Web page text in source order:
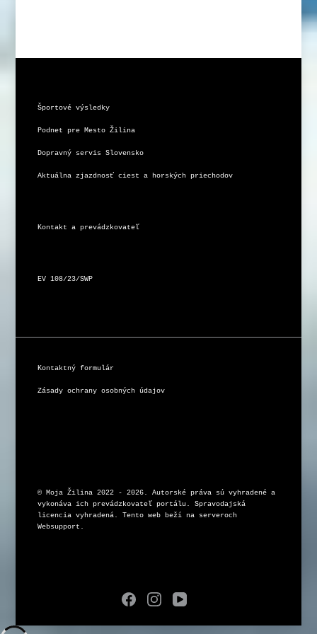
Športové výsledky
Podnet pre Mesto Žilina
Dopravný servis Slovensko
Aktuálna zjazdnosť ciest a horských priechodov
Kontakt a prevádzkovateľ
EV 108/23/SWP
Kontaktný formulár
Zásady ochrany osobných údajov
© Moja Žilina 2022 - 2026. Autorské práva sú vyhradené a
vykonáva ich prevádzkovateľ portálu. Spravodajská
licencia vyhradená. Tento web beží na serveroch